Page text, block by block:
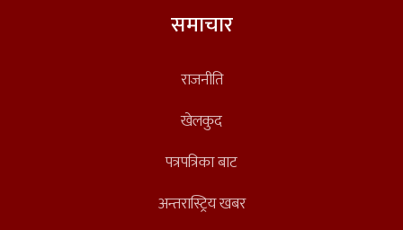
समाचार
राजनीति
खेलकुद
पत्रपत्रिका बाट
अन्तरास्ट्रिय खबर